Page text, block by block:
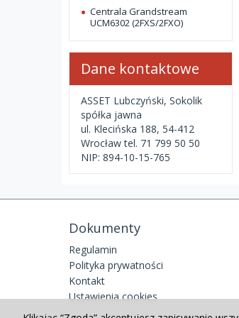
Centrala Grandstream
UCM6302 (2FXS/2FXO)
Dane kontaktowe
ASSET Lubczyński, Sokolik
spółka jawna
ul. Klecińska 188, 54-412
Wrocław tel. 71 799 50 50
NIP: 894-10-15-765
Dokumenty
Regulamin
Polityka prywatności
Kontakt
Ustawienia cookies